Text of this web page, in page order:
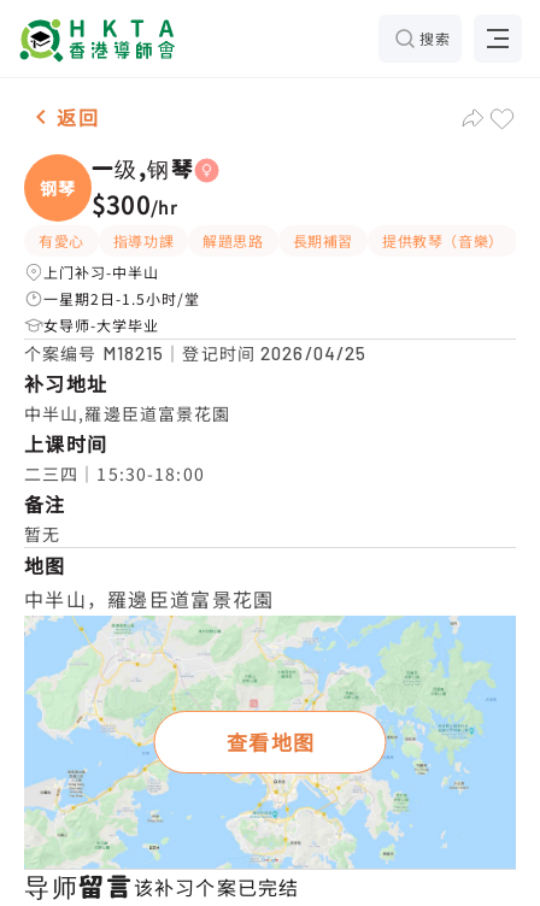
搜索
女2名 一级,钢琴，中半山 补习推介
返回
钢琴
一级,钢琴
$300/hr
有愛心 指導功課 解題思路 長期補習 提供教琴（音樂）
上门补习-中半山
一星期2日-1.5小时/堂
女导师-大学毕业
个案编号 M18215 ｜登记时间2026/04/25
补习地址
中半山,羅邊臣道富景花園
上课时间
二三四｜15:30-18:00
备注
暂无
地图
中半山，羅邊臣道富景花園
查看地图
导师留言该补习个案已完结